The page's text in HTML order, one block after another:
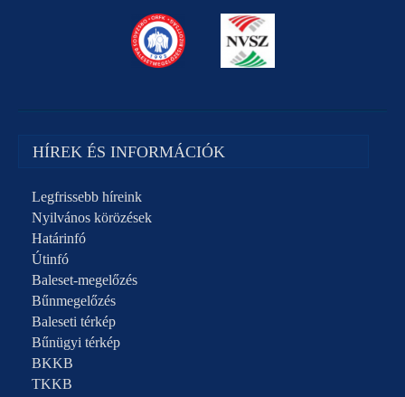
HÍREK ÉS INFORMÁCIÓK
Legfrissebb híreink
Nyilvános körözések
Határinfó
Útinfó
Baleset-megelőzés
Bűnmegelőzés
Baleseti térkép
Bűnügyi térkép
BKKB
TKKB